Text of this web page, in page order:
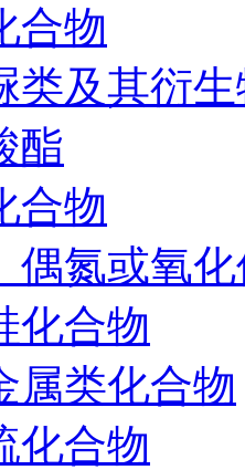
合物
类及其衍
酯
合物
偶氮或氧
化合物
属类化合物
化合物